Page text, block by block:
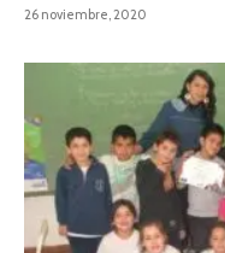
26 noviembre, 2020